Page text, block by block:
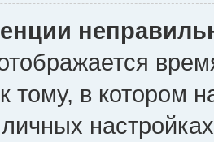
тому, в котором